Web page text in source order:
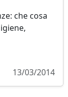
che cosa
13/03/2014